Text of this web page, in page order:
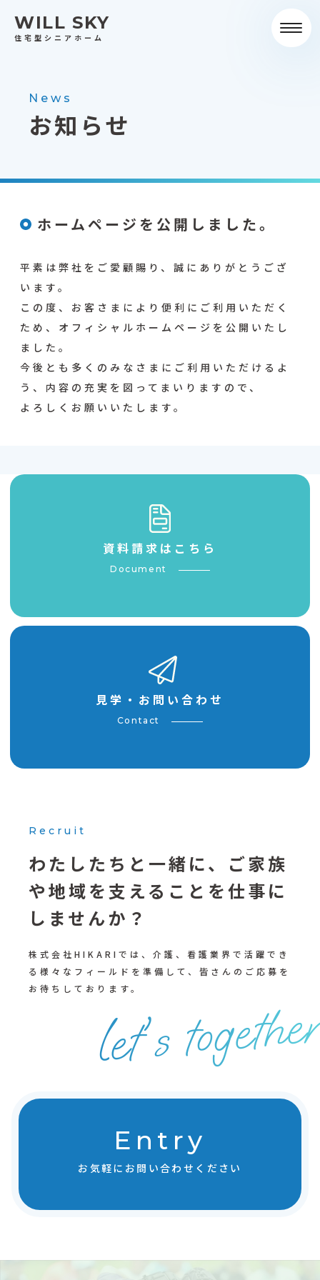
WILL SKY
住宅型シニアホーム
toggle
News
お知らせ
ホームページを公開しました。
平素は弊社をご愛顧賜り、誠にありがとうござ
います。
この度、お客さまにより便利にご利用いただく
ため、オフィシャルホームページを公開いたし
ました。
今後とも多くのみなさまにご利用いただけるよ
う、内容の充実を図ってまいりますので、
よろしくお願いいたします。
資料請求はこちら
Document
見学・お問い合わせ
Contact
Recruit
わたしたちと一緒に、 ご家族
や地域を支えることを仕事に
しませんか？
株式会社HIKARIでは、介護、看護業界で活躍でき
る様々なフィールドを準備して、皆さんのご応募を
お待ちしております。
let's
Entry
お気軽にお問い合わせください